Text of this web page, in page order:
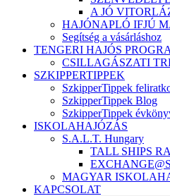
A JÓ
HAJÓNAPLÓ IFJÚ
Segítség a vásárláshoz
TENGERI HAJÓS
CSILLAGÁSZATI
SZKIPPERTIPPEK
SzkipperTippek
SzkipperTippek Blog
SzkipperTippek
ISKOLAHAJÓZÁS
S.A.L.T. Hungary
TALL SHIPS
MAGYAR
KAPCSOLAT